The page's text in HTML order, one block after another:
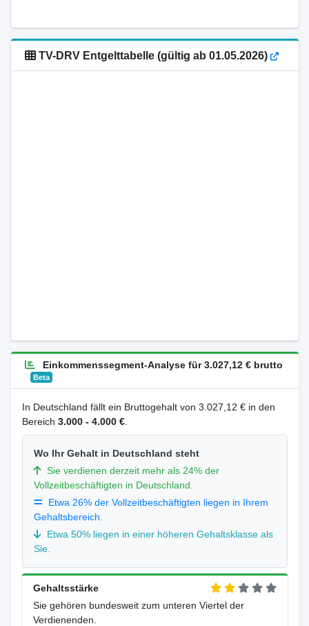
TV-DRV Entgelttabelle (gültig ab 01.05.2026)
Einkommenssegment-Analyse für 3.027,12 € brutto
Beta
In Deutschland fällt ein Bruttogehalt von 3.027,12 € in den
Bereich 3.000 - 4.000 €.
Wo Ihr Gehalt in Deutschland steht
Sie verdienen derzeit mehr als 24% der
Vollzeitbeschäftigten in Deutschland.
Etwa 26% der Vollzeitbeschäftigten liegen in Ihrem
Gehaltsbereich.
Etwa 50% liegen in einer höheren Gehaltsklasse als
Sie.
Gehaltsstärke
Sie gehören bundesweit zum unteren Viertel der
Verdienenden.